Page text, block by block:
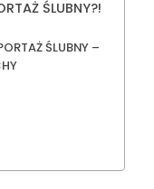
ŚLUBNY?!
ŚLUBNY –